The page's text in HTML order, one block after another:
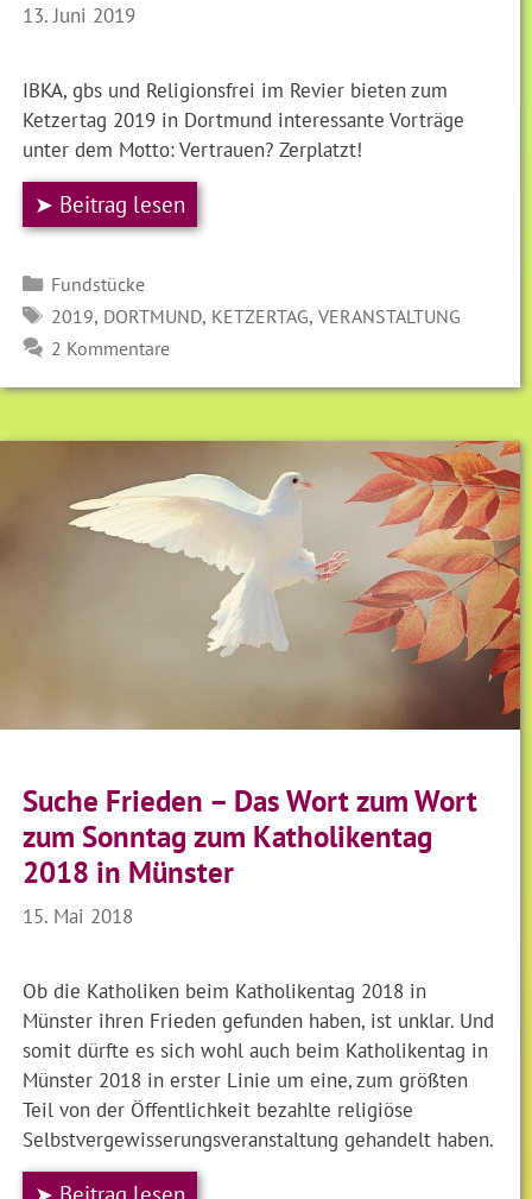
13. Juni 2019
IBKA, gbs und Religionsfrei im Revier bieten zum
Ketzertag 2019 in Dortmund interessante Vorträge
unter dem Motto: Vertrauen? Zerplatzt!
➤ Beitrag lesen
Kategorien
Fundstücke
SCHLAGWÖRTER
2019, DORTMUND, KETZERTAG, VERANSTALTUNG
2 Kommentare
Suche Frieden – Das Wort zum Wort
zum Sonntag zum Katholikentag
2018 in Münster
15. Mai 2018
Ob die Katholiken beim Katholikentag 2018 in
Münster ihren Frieden gefunden haben, ist unklar. Und
somit dürfte es sich wohl auch beim Katholikentag in
Münster 2018 in erster Linie um eine, zum größten
Teil von der Öffentlichkeit bezahlte religiöse
Selbstvergewisserungsveranstaltung gehandelt haben.